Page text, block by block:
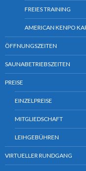
FREIES TRAINING
AMERICAN KENPO
ÖFFNUNGSZEITEN
SAUNABETRIEBSZEITEN
PREISE
EINZELPREISE
MITGLIEDSCHAFT
LEIHGEBÜHREN
VIRTUELLER RUNDGANG